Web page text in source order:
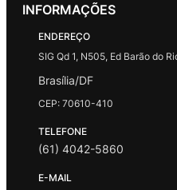
INFORMAÇÕES
ENDEREÇO
SIG Qd 1, N505, Ed Barão do
Brasília/DF
CEP: 70610-410
TELEFONE
(61) 4042-5860
E-MAIL